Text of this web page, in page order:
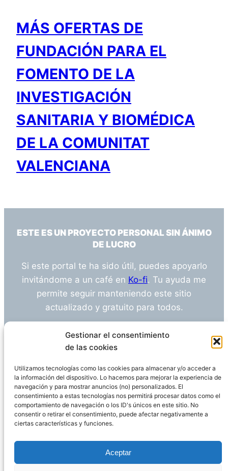
Gestionar el consentimiento
de las cookies
Utilizamos tecnologías como las cookies para almacenar y/o acceder a
la información del dispositivo. Lo hacemos para mejorar la experiencia de
navegación y para mostrar anuncios (no) personalizados. El
consentimiento a estas tecnologías nos permitirá procesar datos como el
comportamiento de navegación o los ID's únicos en este sitio. No
consentir o retirar el consentimiento, puede afectar negativamente a
ciertas características y funciones.
Aceptar
MÁS OFERTAS DE
FUNDACIÓN PARA EL
FOMENTO DE LA
INVESTIGACIÓN
SANITARIA Y BIOMÉDICA
DE LA COMUNITAT
VALENCIANA
ESTE ES UN PROYECTO PERSONAL SIN ÁNIMO
DE LUCRO
Si este portal te ha sido útil, puedes apoyarlo
invitándome a un café en Ko-fi. Tu ayuda me
permite seguir manteniendo este sitio
actualizado y gratuito para todos.
¿Tienes alguna duda o sugerencia? Escríbeme
info@empleosanitarioinvestigacion.es
Descargo de Responsabilidad
Declaración de Privacidad Política de cookies
WordPress